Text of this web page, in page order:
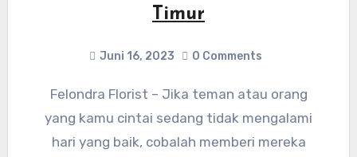
Timur
Juni 16, 2023 0 Comments
Felondra Florist – Jika teman atau orang
yang kamu cintai sedang tidak mengalami
hari yang baik, cobalah memberi mereka